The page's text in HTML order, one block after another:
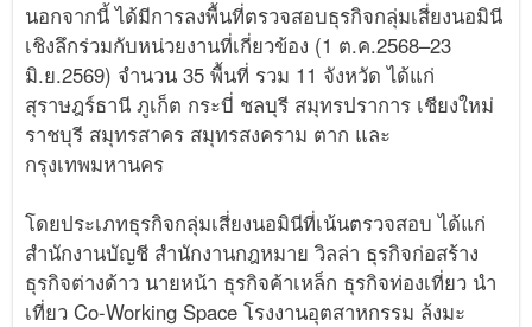
นอกจากนี้ ได้มีการลงพื้นที่ตรวจสอบธุรกิจกลุ่มเสี่ยงนอมินี
เชิงลึกร่วมกับหน่วยงานที่เกี่ยวข้อง (1 ต.ค.2568–23
มิ.ย.2569) จำนวน 35 พื้นที่ รวม 11 จังหวัด ได้แก่
สุราษฎร์ธานี ภูเก็ต กระบี่ ชลบุรี สมุทรปราการ เชียงใหม่
ราชบุรี สมุทรสาคร สมุทรสงคราม ตาก และ
กรุงเทพมหานคร
โดยประเภทธุรกิจกลุ่มเสี่ยงนอมินีที่เน้นตรวจสอบ ได้แก่
สำนักงานบัญชี สำนักงานกฎหมาย วิลล่า ธุรกิจก่อสร้าง
ธุรกิจต่างด้าว นายหน้า ธุรกิจค้าเหล็ก ธุรกิจท่องเที่ยว นำ
เที่ยว Co-Working Space โรงงานอุตสาหกรรม ล้งมะ